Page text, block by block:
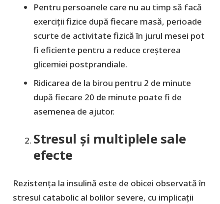
Pentru persoanele care nu au timp să facă
exerciții fizice după fiecare masă, perioade
scurte de activitate fizică în jurul mesei pot
fi eficiente pentru a reduce creșterea
glicemiei postprandiale.
Ridicarea de la birou pentru 2 de minute
după fiecare 20 de minute poate fi de
asemenea de ajutor.
Stresul și multiplele sale
efecte
Rezistența la insulină este de obicei observată în
stresul catabolic al bolilor severe, cu implicații